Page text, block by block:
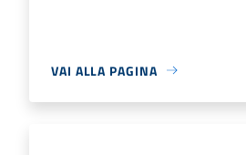
VAI ALLA PAGINA